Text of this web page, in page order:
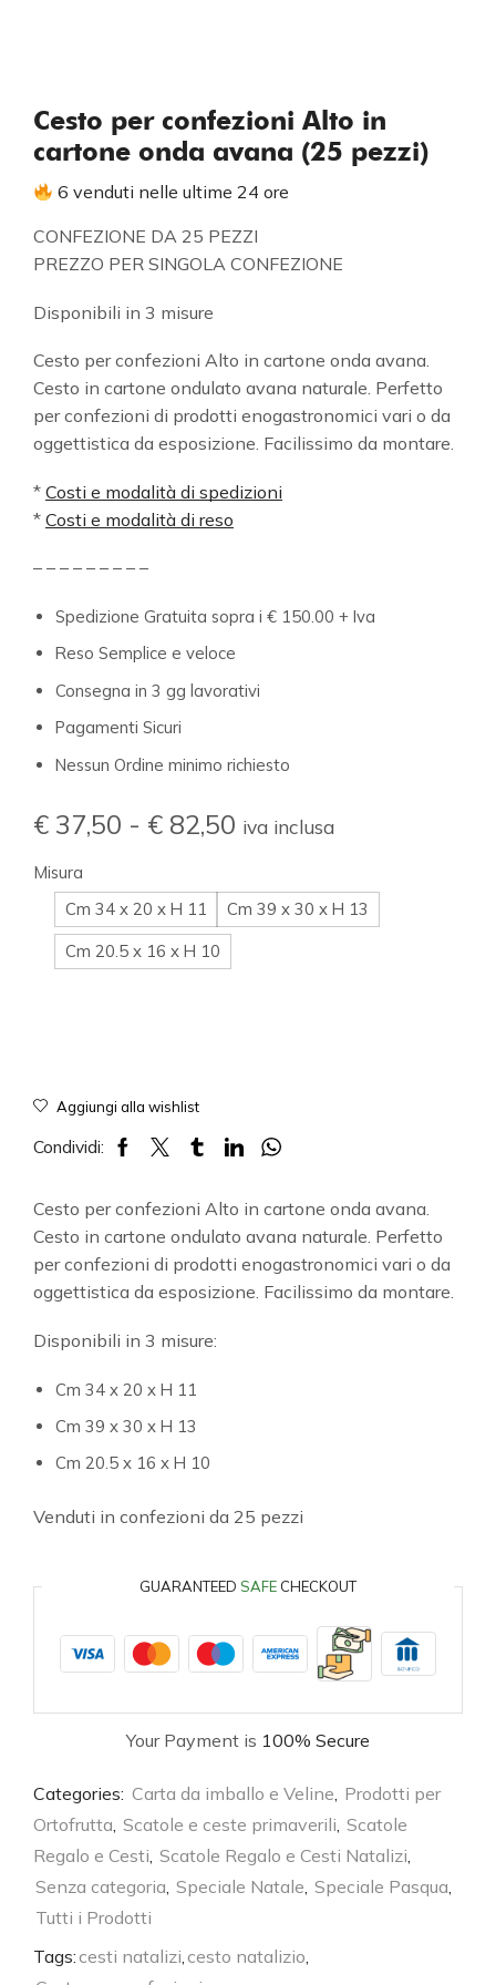
Cesto per confezioni Alto in
cartone onda avana (25 pezzi)
6 venduti nelle ultime 24 ore
CONFEZIONE DA 25 PEZZI
PREZZO PER SINGOLA CONFEZIONE
Disponibili in 3 misure
Cesto per confezioni Alto in cartone onda avana.
Cesto in cartone ondulato avana naturale. Perfetto
per confezioni di prodotti enogastronomici vari o da
oggettistica da esposizione. Facilissimo da montare.
* Costi e modalità di spedizioni
* Costi e modalità di reso
– – – – – – – – –
Spedizione Gratuita sopra i € 150.00 + Iva
Reso Semplice e veloce
Consegna in 3 gg lavorativi
Pagamenti Sicuri
Nessun Ordine minimo richiesto
€ 37,50 - € 82,50 iva inclusa
Misura
Cm 34 x 20 x H 11
Cm 39 x 30 x H 13
Cm 20.5 x 16 x H 10
Aggiungi alla wishlist
Condividi:
Cesto per confezioni Alto in cartone onda avana.
Cesto in cartone ondulato avana naturale. Perfetto
per confezioni di prodotti enogastronomici vari o da
oggettistica da esposizione. Facilissimo da montare.
Disponibili in 3 misure:
Cm 34 x 20 x H 11
Cm 39 x 30 x H 13
Cm 20.5 x 16 x H 10
Venduti in confezioni da 25 pezzi
GUARANTEED SAFE CHECKOUT
Your Payment is 100% Secure
Categories: Carta da imballo e Veline Prodotti per
Ortofrutta Scatole e ceste primaverili Scatole
Regalo e Cesti Scatole Regalo e Cesti Natalizi
Senza categoria Speciale Natale Speciale Pasqua
Tutti i Prodotti
Tags:cesti natalizi cesto natalizio